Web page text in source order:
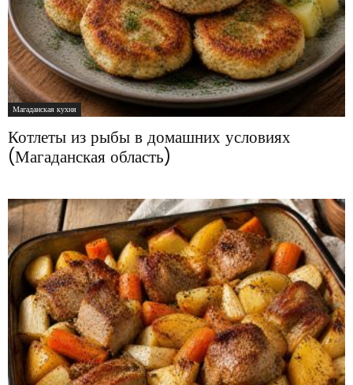
Магаданская кухня
Котлеты из рыбы в домашних условиях
(Магаданская область)